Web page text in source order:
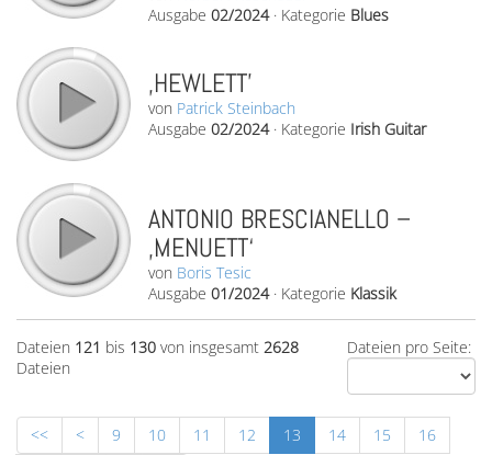
Ausgabe 02/2024· Kategorie Blues
‚HEWLETT’
von Patrick Steinbach
Ausgabe 02/2024· Kategorie Irish Guitar
ANTONIO BRESCIANELLO –
‚MENUETT‘
von Boris Tesic
Ausgabe 01/2024· Kategorie Klassik
Dateien pro Seite:
Dateien 121 bis 130 von insgesamt 2628
Dateien
<< < 9 10 11 12 13 14 15
16